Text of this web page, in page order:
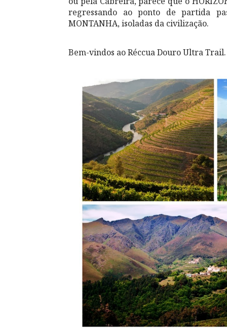
regressando ao ponto de partida
MONTANHA, isoladas da civilização.
Bem-vindos ao Réccua Douro Ultra Trail.